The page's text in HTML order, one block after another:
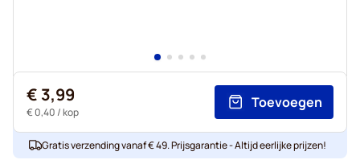
€ 3,99
€ 0,40 / kop
Toevoegen
Gratis verzending vanaf € 49. Prijsgarantie - Altijd eerlijke prijzen!